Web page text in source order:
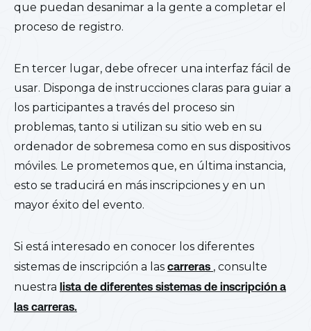
que puedan desanimar a la gente a completar el
proceso de registro.
En tercer lugar, debe ofrecer una interfaz fácil de
usar. Disponga de instrucciones claras para guiar a
los participantes a través del proceso sin
problemas, tanto si utilizan su sitio web en su
ordenador de sobremesa como en sus dispositivos
móviles. Le prometemos que, en última instancia,
esto se traducirá en más inscripciones y en un
mayor éxito del evento.
Si está interesado en conocer los diferentes
sistemas de inscripción a las carreras , consulte
nuestra lista de diferentes sistemas de inscripción a
las carreras.